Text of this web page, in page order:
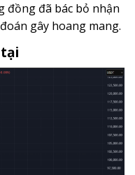
đồng đã bác bỏ nhận
gây hoang mang.